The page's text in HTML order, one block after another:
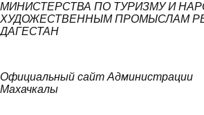
МИНИСТЕРСТВА ПО ТУРИЗМУ И
ХУДОЖЕСТВЕННЫМ ПРОМЫСЛАМ
ДАГЕСТАН
Официальный сайт Администрации
Махачкалы